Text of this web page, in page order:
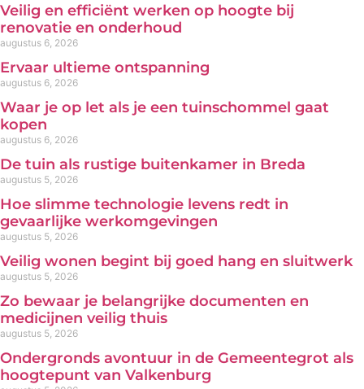
Veilig en efficiënt werken op hoogte bij
renovatie en onderhoud
augustus 6, 2026
Ervaar ultieme ontspanning
augustus 6, 2026
Waar je op let als je een tuinschommel gaat
kopen
augustus 6, 2026
De tuin als rustige buitenkamer in Breda
augustus 5, 2026
Hoe slimme technologie levens redt in
gevaarlijke werkomgevingen
augustus 5, 2026
Veilig wonen begint bij goed hang en sluitwerk
augustus 5, 2026
Zo bewaar je belangrijke documenten en
medicijnen veilig thuis
augustus 5, 2026
Ondergronds avontuur in de Gemeentegrot als
hoogtepunt van Valkenburg